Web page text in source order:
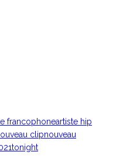
francophoneartiste hip
clipnouveau
tonight